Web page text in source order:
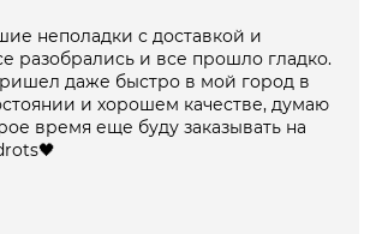
неполадки с доставкой и
разобрались и все прошло гладко.
даже быстро в мой город в
и хорошем качестве, думаю
время еще буду заказывать на